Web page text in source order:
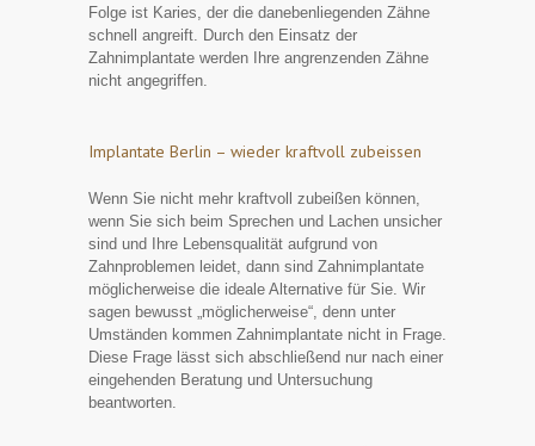
Folge ist Karies, der die danebenliegenden Zähne
schnell angreift. Durch den Einsatz der
Zahnimplantate werden Ihre angrenzenden Zähne
nicht angegriffen.
Implantate Berlin – wieder kraftvoll zubeissen
Wenn Sie nicht mehr kraftvoll zubeißen können,
wenn Sie sich beim Sprechen und Lachen unsicher
sind und Ihre Lebensqualität aufgrund von
Zahnproblemen leidet, dann sind Zahnimplantate
möglicherweise die ideale Alternative für Sie. Wir
sagen bewusst „möglicherweise“, denn unter
Umständen kommen Zahnimplantate nicht in Frage.
Diese Frage lässt sich abschließend nur nach einer
eingehenden Beratung und Untersuchung
beantworten.